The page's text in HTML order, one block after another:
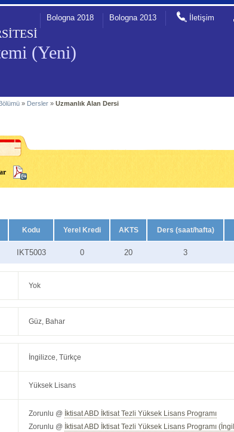
(Yeni)
Bologna 2018 Bologna 2013 İletişim
» Dersler »Uzmanlık Alan Dersi
Kodu Yerel Kredi AKTS Ders (saat/hafta)
IKT5003 0 20 3
Yok
Güz, Bahar
İngilizce, Türkçe
Yüksek Lisans
Zorunlu @
İktisat ABD İktisat Tezli Yüksek Lisans Programı
Zorunlu @
İktisat ABD İktisat Tezli Yüksek Lisans Programı